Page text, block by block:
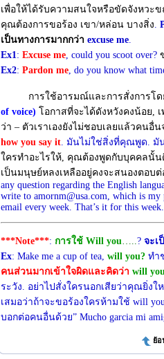
เพื่อให้ได้รับความสนใจหรือขัดจังหวะ
คุณต้องการขอร้อง เขา/หล่อน บางสิ่ง.
เป็นทางการมากกว่า excuse me.
Ex1: Excuse me, could you scoot over?
Ex2: Pardon me, do you know what
การใช้อารมณ์และการสั่งการโด
of voice) โอกาสที่จะได้ดังหวังคงน้อย,
ว่า – ตัวเราเองยังไม่ชอบเลยแล้วคนอื่
how you say it. มันไม่ใช่สิ่งที่คุณพูด. มั
ใครทําอะไรให้, คุณต้องพูดกับบุคคลนั้
เป็นมนุษย์หลงเหลืออยู่คงจะสนองตอบ
any question regarding the English
write to amornm@usa.com, which is my
email every week. That’s it for this
***Note***: การใช้ Will you…..? จะเ
Ex: Make me a cup of tea, will you? ทํา
คนส่วนมากเข้าใจผิดและคิดว่า will
ระวัง. อย่าไปสั่งใครนอกเสียว่าคุณยิ่ง
เสมอว่าถ้าจะขอร้องใครห้ามใช้ will
บอกต่อคนอื่นด้วย” Mucho garcia mi
ย้